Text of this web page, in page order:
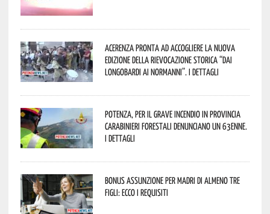
Acerenza pronta ad accogliere la nuova
edizione della rievocazione storica “Dai
Longobardi ai Normanni”. I dettagli
Potenza, per il grave incendio in Provincia
Carabinieri forestali denunciano un 63enne.
I dettagli
Bonus assunzione per madri di almeno tre
figli: ecco i requisiti